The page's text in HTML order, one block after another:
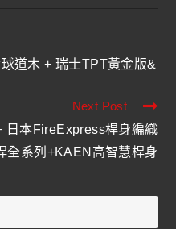
道木 + 瑞士TPT黃金版&
Next Post
日本FireExpress桿身編織
全系列+KAEN高智慧桿身